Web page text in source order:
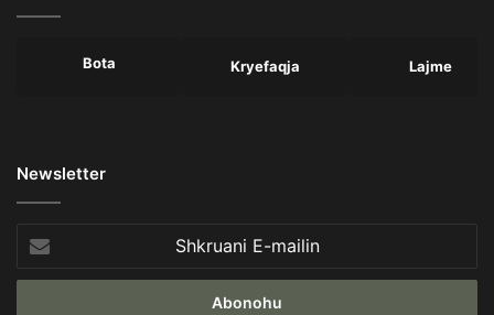
Bota Kryefaqja Lajme
Newsletter
E-
mailin